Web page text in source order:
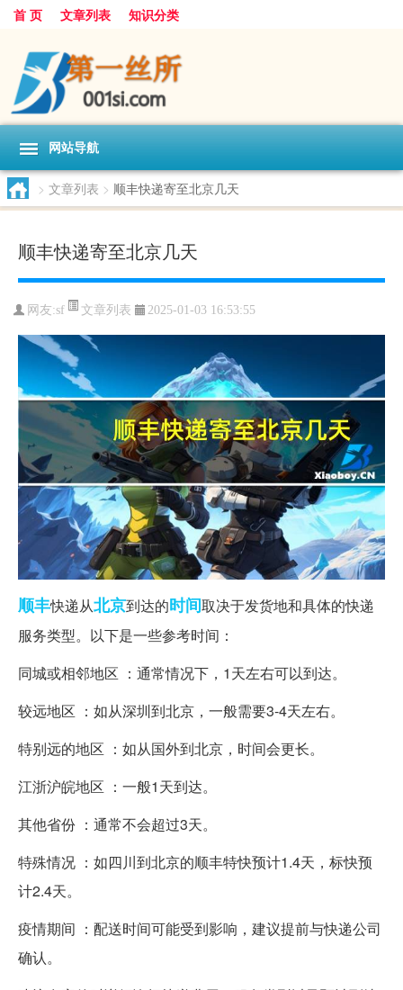
首 页 文章列表 知识分类
网站导航
> 文章列表 > 顺丰快递寄至北京几天
顺丰快递寄至北京几天
网友:sf 文章列表 2025-01-03 16:53:55
顺丰快递从北京到达的时间取决于发货地和具体的快递
服务类型。以下是一些参考时间：
同城或相邻地区 ：通常情况下，1天左右可以到达。
较远地区 ：如从深圳到北京，一般需要3-4天左右。
特别远的地区 ：如从国外到北京，时间会更长。
江浙沪皖地区 ：一般1天到达。
其他省份 ：通常不会超过3天。
特殊情况 ：如四川到北京的顺丰特快预计1.4天，标快预
计2.4天。
疫情期间 ：配送时间可能受到影响，建议提前与快递公司
确认。